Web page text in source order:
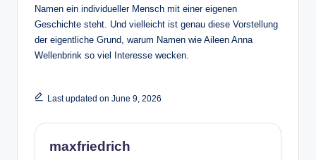
Namen ein individueller Mensch mit einer eigenen
Geschichte steht. Und vielleicht ist genau diese Vorstellung
der eigentliche Grund, warum Namen wie Aileen Anna
Wellenbrink so viel Interesse wecken.
Last updated on June 9, 2026
maxfriedrich